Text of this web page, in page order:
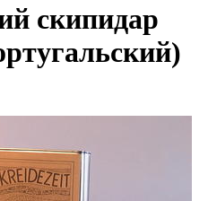
скипидар